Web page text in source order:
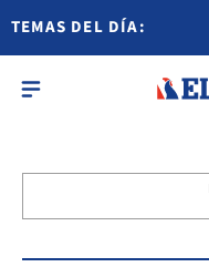
TEMAS DEL DÍA: